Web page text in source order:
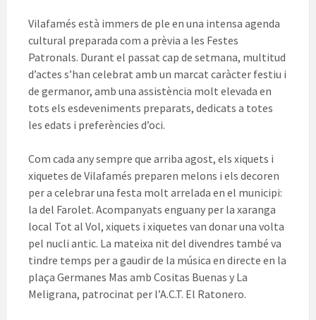
Vilafamés està immers de ple en una intensa agenda
cultural preparada com a prèvia a les Festes
Patronals. Durant el passat cap de setmana, multitud
d’actes s’han celebrat amb un marcat caràcter festiu i
de germanor, amb una assistència molt elevada en
tots els esdeveniments preparats, dedicats a totes
les edats i preferències d’oci.
Com cada any sempre que arriba agost, els xiquets i
xiquetes de Vilafamés preparen melons i els decoren
per a celebrar una festa molt arrelada en el municipi:
la del Farolet. Acompanyats enguany per la xaranga
local Tot al Vol, xiquets i xiquetes van donar una volta
pel nucli antic. La mateixa nit del divendres també va
tindre temps per a gaudir de la música en directe en la
plaça Germanes Mas amb Cositas Buenas y La
Meligrana, patrocinat per l’A.C.T. El Ratonero.